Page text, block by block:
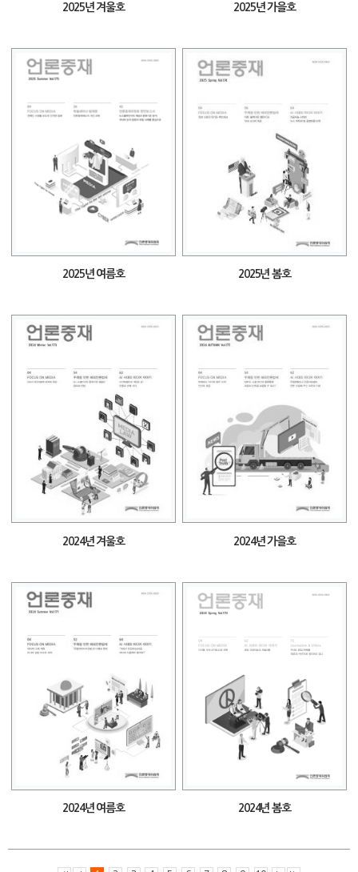
2025년 겨울호 2025년 가을호
2025년 여름호 2025년 봄호
2024년 겨울호 2024년 가을호
2024년 여름호 2024년 봄호